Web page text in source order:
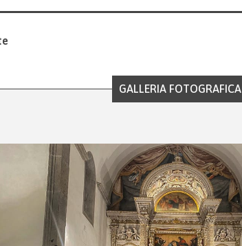
GALLERIA FOTOGRAFICA